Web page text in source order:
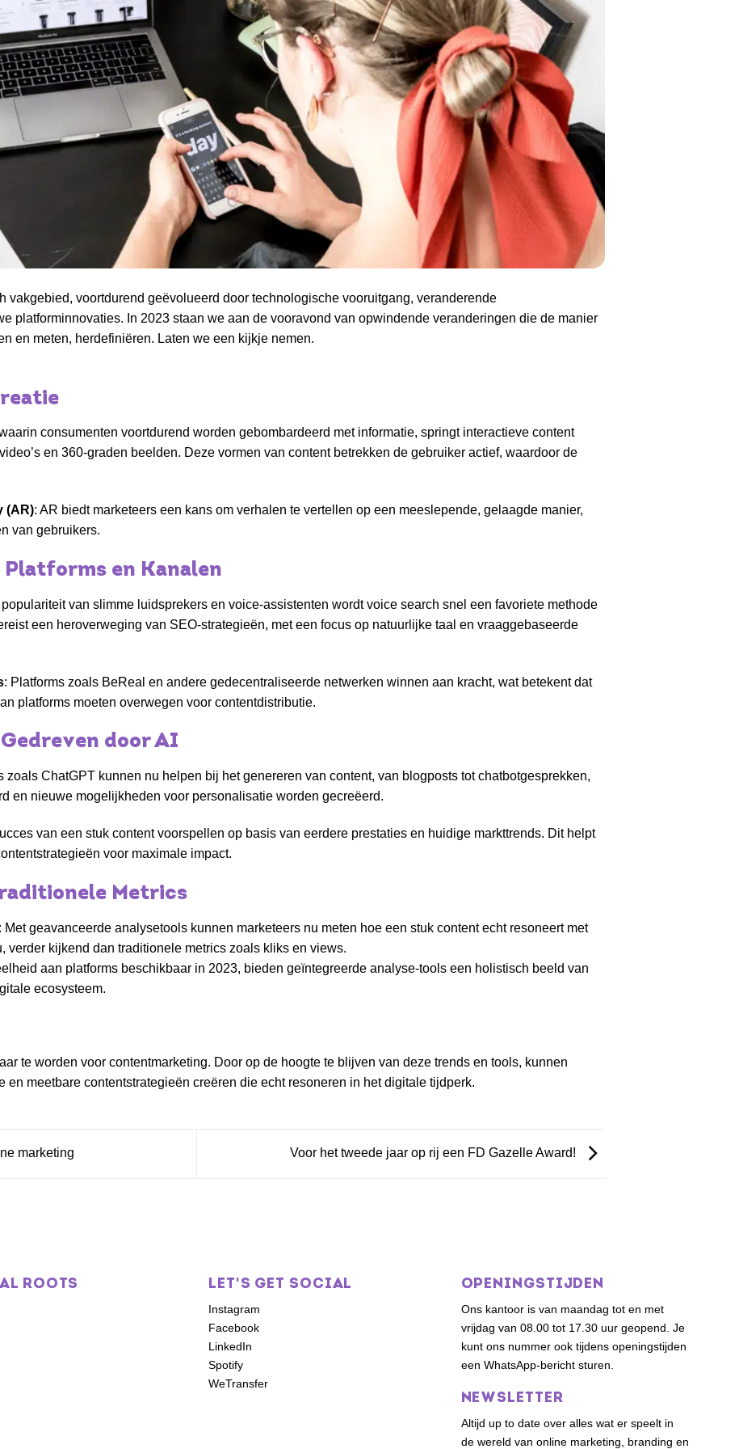
vakgebied, voortdurend geëvolueerd door technologische vooruitgang, veranderende
platforminnovaties. In 2023 staan we aan de vooravond van opwindende veranderingen die de manier
en meten, herdefiniëren. Laten we een kijkje nemen.
consumenten voortdurend worden gebombardeerd met informatie, springt interactieve content
en 360-graden beelden. Deze vormen van content betrekken de gebruiker actief, waardoor de
(AR): AR biedt marketeers een kans om verhalen te vertellen op een meeslepende, gelaagde manier,
van gebruikers.
en Kanalen
populariteit van slimme luidsprekers en voice-assistenten wordt voice search snel een favoriete methode
een heroverweging van SEO-strategieën, met een focus op natuurlijke taal en vraaggebaseerde
: Platforms zoals BeReal en andere gedecentraliseerde netwerken winnen aan kracht, wat betekent dat
platforms moeten overwegen voor contentdistributie.
Gedreven door AI
zoals ChatGPT kunnen nu helpen bij het genereren van content, van blogposts tot chatbotgesprekken,
en nieuwe mogelijkheden voor personalisatie worden gecreëerd.
van een stuk content voorspellen op basis van eerdere prestaties en huidige markttrends. Dit helpt
voor maximale impact.
Metrics
: Met geavanceerde analysetools kunnen marketeers nu meten hoe een stuk content echt resoneert met
verder kijkend dan traditionele metrics zoals kliks en views.
aan platforms beschikbaar in 2023, bieden geïntegreerde analyse-tools een holistisch beeld van
ecosysteem.
te worden voor contentmarketing. Door op de hoogte te blijven van deze trends en tools, kunnen
en meetbare contentstrategieën creëren die echt resoneren in het digitale tijdperk.
marketing Voor het tweede jaar op rij een FD Gazelle Award!
ROOTS LET'S GET SOCIAL
Instagram
Facebook
LinkedIn
Spotify
WeTransfer
OPENINGSTIJDEN
Ons kantoor is van maandag tot en met
vrijdag van 08.00 tot 17.30 uur geopend. Je
kunt ons nummer ook tijdens openingstijden
een WhatsApp-bericht sturen.
NEWSLETTER
Altijd up to date over alles wat er speelt in
de wereld van online marketing, branding en